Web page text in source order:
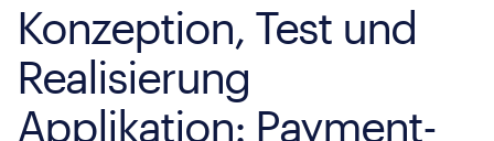
Konzeption, Test und
Realisierung
Applikation: Payment-